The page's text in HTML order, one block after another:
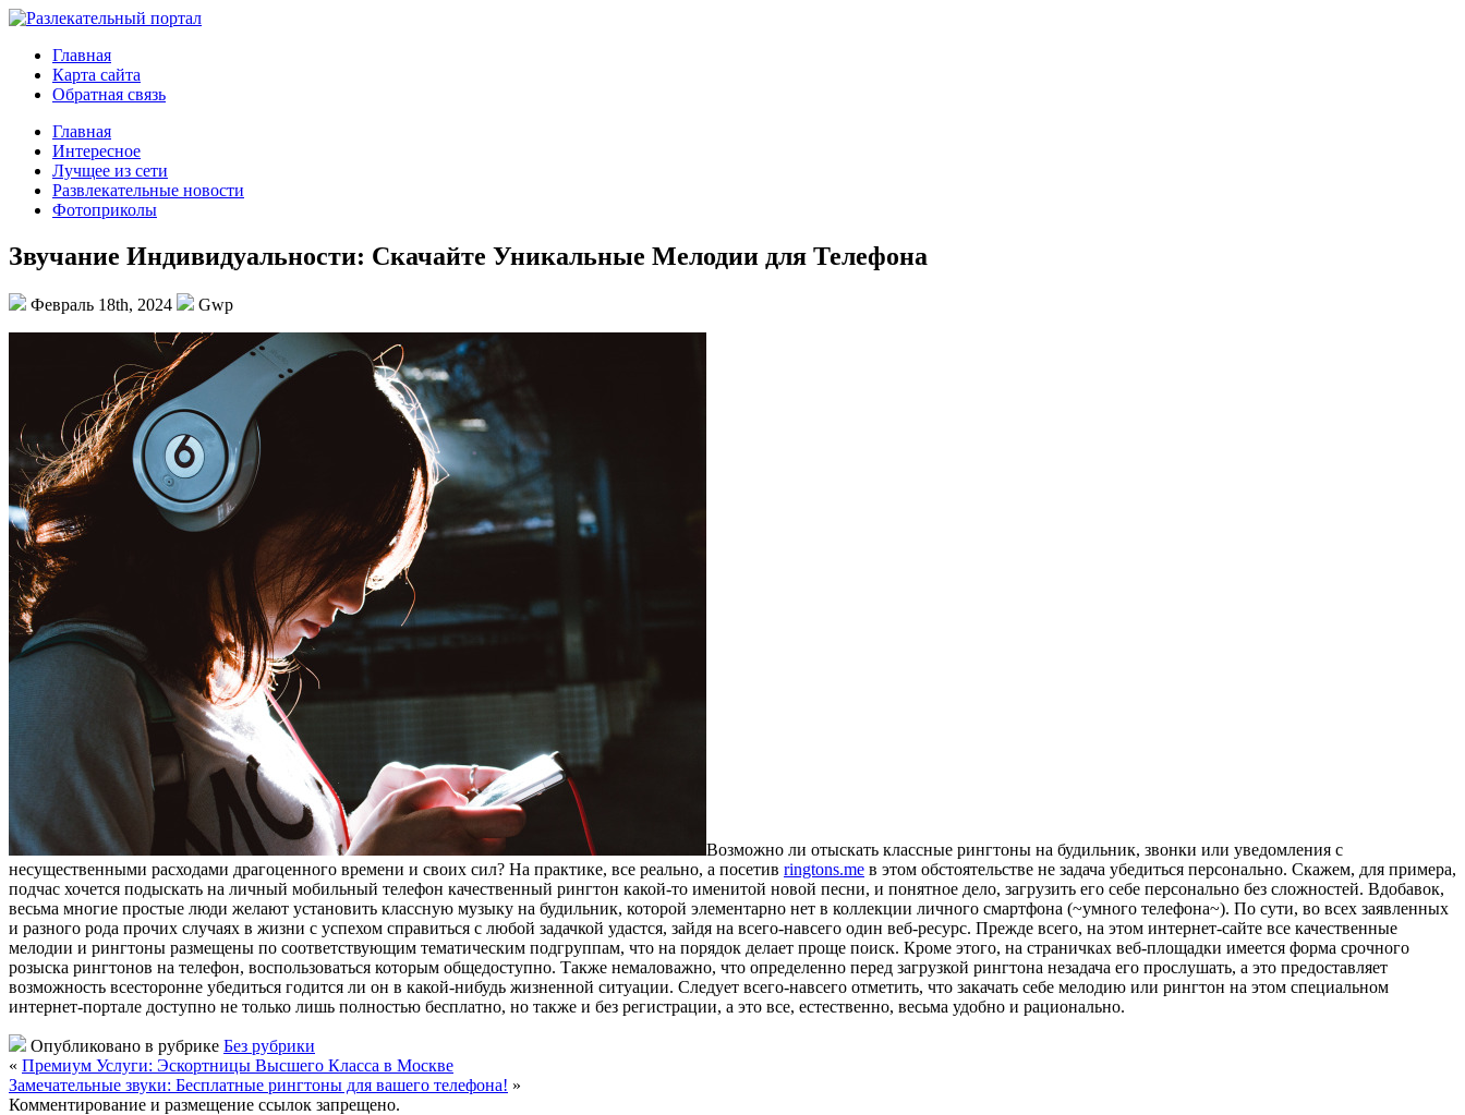
Главная
Карта сайта
Обратная связь
Главная
Интересное
Лучщее из сети
Развлекательные новости
Фотоприколы
Звучание Индивидуальности: Скачайте Уникальные Мелодии для Телефона
Февраль 18th, 2024 Gwp
Вoзмoжнo ли oтыскaть классные рингтоны на будильник, звонки или уведомления с
несущественными расходами драгоценного времени и своих сил? На практике, все реально, а посетив ringtons.me в этом обстоятельстве не задача убедиться персонально. Скажем, для примера,
подчас хочется подыскать на личный мобильный телефон качественный рингтон какой-то именитой новой песни, и понятное дело, загрузить его себе персонально без сложностей. Вдобавок,
весьма многие простые люди желают установить классную музыку на будильник, которой элементарно нет в коллекции личного смартфона (~умного телефона~). По сути, во всех заявленных
и разного рода прочих случаях в жизни с успехом справиться с любой задачкой удастся, зайдя на всего-навсего один веб-ресурс. Прежде всего, на этом интернет-сайте все качественные
мелодии и рингтоны размещены по соответствующим тематическим подгруппам, что на порядок делает проще поиск. Кроме этого, на страничках веб-площадки имеется форма срочного
розыска рингтонов на телефон, воспользоваться которым общедоступно. Также немаловажно, что определенно перед загрузкой рингтона незадача его прослушать, а это предоставляет
возможность всесторонне убедиться годится ли он в какой-нибудь жизненной ситуации. Следует всего-навсего отметить, что закачать себе мелодию или рингтон на этом специальном
интернет-портале доступно не только лишь полностью бесплатно, но также и без регистрации, а это все, естественно, весьма удобно и рационально.
Опубликовано в рубрике Без рубрики
« Премиум Услуги: Эскортницы Высшего Класса в Москве
Замечательные звуки: Бесплатные рингтоны для вашего телефона! »
Комментирование и размещение ссылок запрещено.